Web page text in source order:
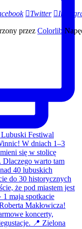
Twitter
przez Colorlib